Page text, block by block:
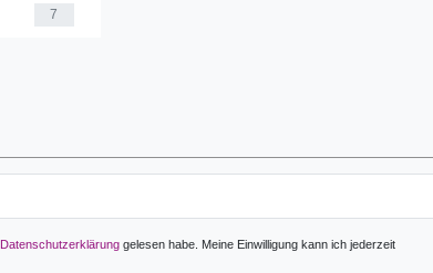
7
Daten­schutz­erklärunggelesen habe. Meine Einwilligung kann ich jederzeit